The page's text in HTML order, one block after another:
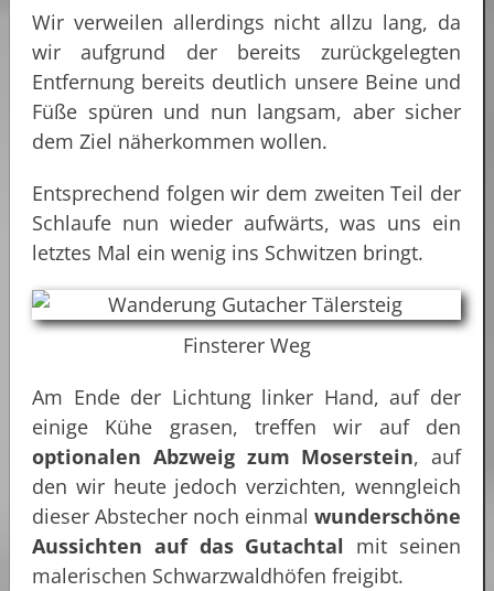
Wir verweilen allerdings nicht allzu lang, da
wir aufgrund der bereits zurückgelegten
Entfernung bereits deutlich unsere Beine und
Füße spüren und nun langsam, aber sicher
dem Ziel näherkommen wollen.
Entsprechend folgen wir dem zweiten Teil der
Schlaufe nun wieder aufwärts, was uns ein
letztes Mal ein wenig ins Schwitzen bringt.
Finsterer Weg
Am Ende der Lichtung linker Hand, auf der
einige Kühe grasen, treffen wir auf den
optionalen Abzweig zum Moserstein, auf
den wir heute jedoch verzichten, wenngleich
dieser Abstecher noch einmal wunderschöne
Aussichten auf das Gutachtal mit seinen
malerischen Schwarzwaldhöfen freigibt.